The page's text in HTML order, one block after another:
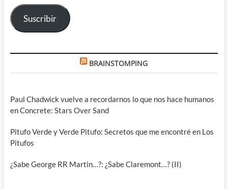
electrónico
Suscribir
BRAINSTOMPING
Paul Chadwick vuelve a recordarnos lo que nos hace humanos
en Concrete: Stars Over Sand
Pitufo Verde y Verde Pitufo: Secretos que me encontré en Los
Pitufos
¿Sabe George RR Martin…?: ¿Sabe Claremont…? (II)